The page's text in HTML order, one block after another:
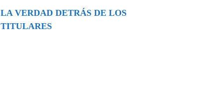
LA VERDAD DETRÁS DE LOS
TITULARES